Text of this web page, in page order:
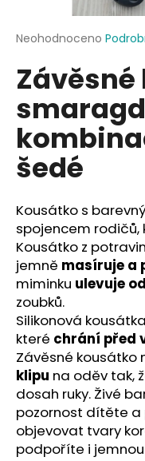
Průměrné
produktu
je
z
5
hvězdiček.
Neohodnoceno
šedé
Kousátko s
spojencem rodičů,
Kousátko z
jemně masíruje a
miminku ulevuje
zoubků.
Silikonová
které chrání před
Závěsné kousátko
klipu na oděv tak,
dosah ruky. Živé
pozornost dítěte a
objevovat tvary
podpoříte i
j
t
?
D
o
p
o
r
u
č
u
j
e
m
e